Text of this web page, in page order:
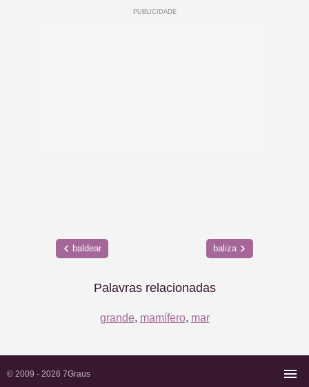
baldear baliza
Palavras relacionadas
grande, mamífero, mar
© 2009 - 2026 7Graus